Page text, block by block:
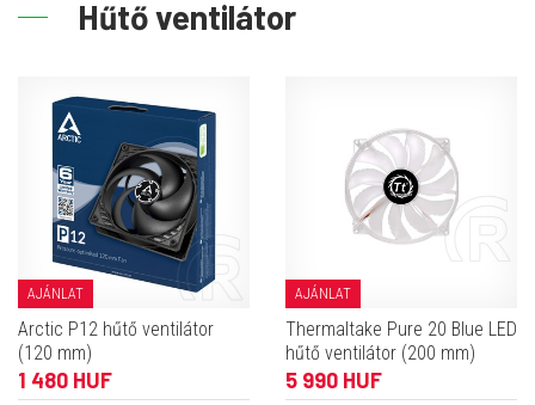
Hűtő ventilátor
AJÁNLAT
Arctic P12 hűtő ventilátor
(120 mm)
1 480 HUF
AJÁNLAT
Thermaltake Pure 20 Blue LED
hűtő ventilátor (200 mm)
5 990 HUF